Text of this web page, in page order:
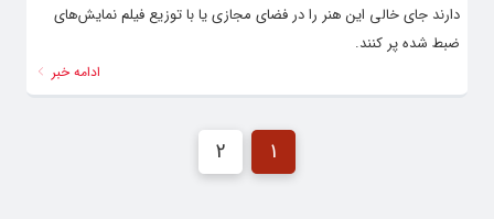
دارند جای خالی این هنر را در فضای مجازی یا با توزیع فیلم نمایش‌های
ضبط شده پر کنند.
ادامه خبر
1
2